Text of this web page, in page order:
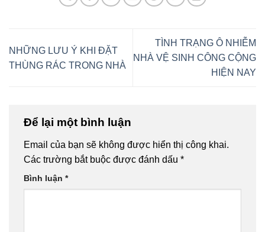
NHỮNG LƯU Ý KHI ĐẶT
THÙNG RÁC TRONG NHÀ
TÌNH TRẠNG Ô NHIỄM
NHÀ VỆ SINH CÔNG CỘNG
HIỆN NAY
Để lại một bình luận
Email của bạn sẽ không được hiển thị công khai.
Các trường bắt buộc được đánh dấu *
Bình luận *